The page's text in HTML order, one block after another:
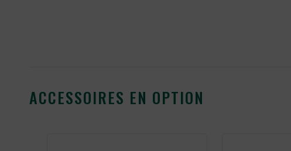
ACCESSOIRES EN OPTION